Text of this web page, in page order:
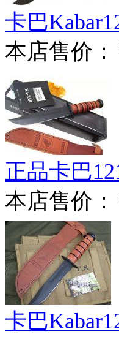
卡巴
本店售价：
正品卡巴
本店售价：
卡巴